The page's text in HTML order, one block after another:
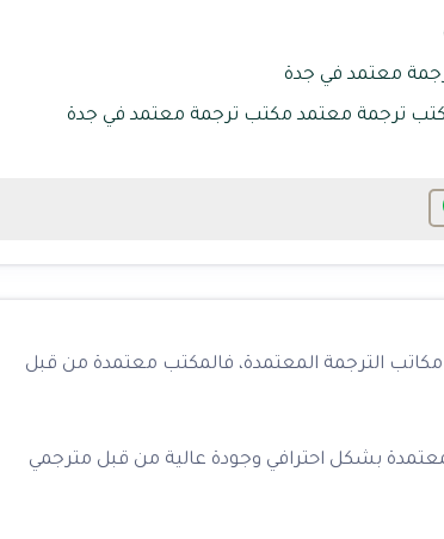
معتمد في جدة
ترجمة معتمد مكتب ترجمة معتمد في جدة
مكاتب الترجمة المعتمدة، فالمكتب معتمدة من قبل
بشكل احترافي وجودة عالية من قبل مترجمي